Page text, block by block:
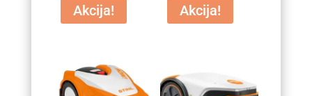
699,00 €.
699,00 €.
999,00 €.
Akcija! Akcija!